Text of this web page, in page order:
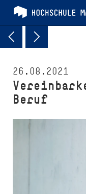
26.08.2021
Beruf